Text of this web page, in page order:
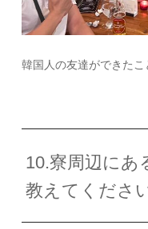
韓国人の友達ができたこ
10.寮周辺にあ
教えてください